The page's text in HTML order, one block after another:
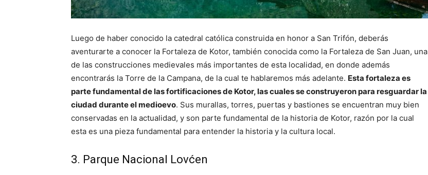
Luego de haber conocido la catedral católica construida en honor a San Trifón, deberás
aventurarte a conocer la Fortaleza de Kotor, también conocida como la Fortaleza de San Juan, una
de las construcciones medievales más importantes de esta localidad, en donde además
encontrarás la Torre de la Campana, de la cual te hablaremos más adelante. Esta fortaleza es
parte fundamental de las fortificaciones de Kotor, las cuales se construyeron para resguardar la
ciudad durante el medioevo. Sus murallas, torres, puertas y bastiones se encuentran muy bien
conservadas en la actualidad, y son parte fundamental de la historia de Kotor, razón por la cual
esta es una pieza fundamental para entender la historia y la cultura local.
3. Parque Nacional Lovćen